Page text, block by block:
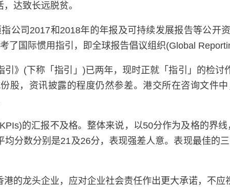
达致长远脱贫。
公司2017和2018年的年报及可持续发展报告等公开
了国际惯用指引，即全球报告倡议组织(Global
》(下称「指引」)已两年，现时正就「指引」的检
股，资讯披露的程度仍然参差。港交所在咨询文件
的汇报不及格。整体来说，以50分作为及格的界
分数分别是21及26分，表现强差人意。表现最佳的
的龙头企业，应对企业社会责任作出更大承诺，不